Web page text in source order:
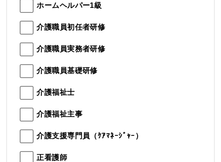
ホームヘルパー1級
介護職員初任者研修
介護職員実務者研修
介護職員基礎研修
介護福祉士
介護福祉主事
介護支援専門員（ｹｱﾏﾈｰｼﾞｬｰ）
正看護師